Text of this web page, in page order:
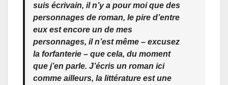
suis écrivain, il n’y a pour moi que des
personnages de roman, le pire d’entre
eux est encore un de mes
personnages, il n’est même – excusez
la forfanterie – que cela, du moment
que j’en parle. J’écris un roman ici
comme ailleurs, la littérature est une